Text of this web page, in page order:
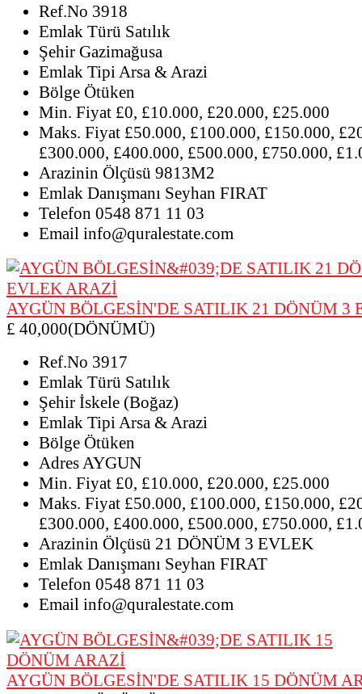
Ref.No 3918
Emlak Türü Satılık
Şehir Gazimağusa
Emlak Tipi Arsa & Arazi
Bölge Ötüken
Min. Fiyat £0, £10.000, £20.000, £25.000
Maks. Fiyat £50.000, £100.000, £150.000,
£300.000, £400.000, £500.000, £750.000,
Arazinin Ölçüsü 9813M2
Emlak Danışmanı Seyhan FIRAT
Telefon 0548 871 11 03
Email info@quralestate.com
AYGÜN BÖLGESİN'DE SATILIK 21 DÖNÜM 3
£ 40,000(DÖNÜMÜ)
Ref.No 3917
Emlak Türü Satılık
Şehir İskele (Boğaz)
Emlak TipiArsa & Arazi
Bölge Ötüken
AdresAYGUN
Min. Fiyat £0, £10.000, £20.000, £25.000
Maks. Fiyat £50.000, £100.000, £150.000,
£300.000, £400.000, £500.000, £750.000,
Arazinin Ölçüsü 21 DÖNÜM 3 EVLEK
Emlak Danışmanı Seyhan FIRAT
Telefon 0548 871 11 03
Email info@quralestate.com
AYGÜN BÖLGESİN'DE SATILIK 15 DÖNÜM